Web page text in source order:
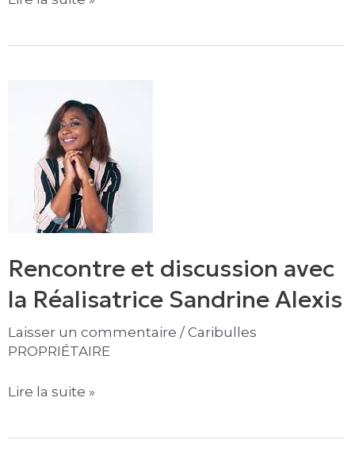
Rencontre et discussion avec
la Réalisatrice Sandrine Alexis
Laisser un commentaire / Caribulles
PROPRIÉTAIRE
discussion
Réalisatrice
Sandrine
Lire la suite »